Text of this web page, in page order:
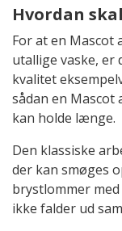
Hvordan
For at en Mascot
utallige vaske,
kvalitet
sådan en
kan holde længe.
Den klassiske
der kan smøges
brystlommer
ikke falder ud